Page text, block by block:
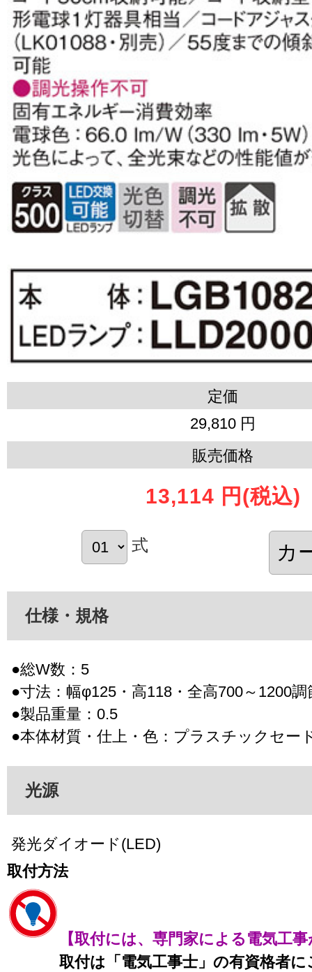
定価
29,810 円
販売価格
13,114 円 (税込)
式
仕様・規格
●総W数：5
●寸法：幅φ125・高118・全高700～1200調
●製品重量：0.5
●本体材質・仕上・色：プラスチックセー
光源
発光ダイオード(LED)
取付方法
【取付には、専門家による電気工
取付は「電気工事士」の有資格者